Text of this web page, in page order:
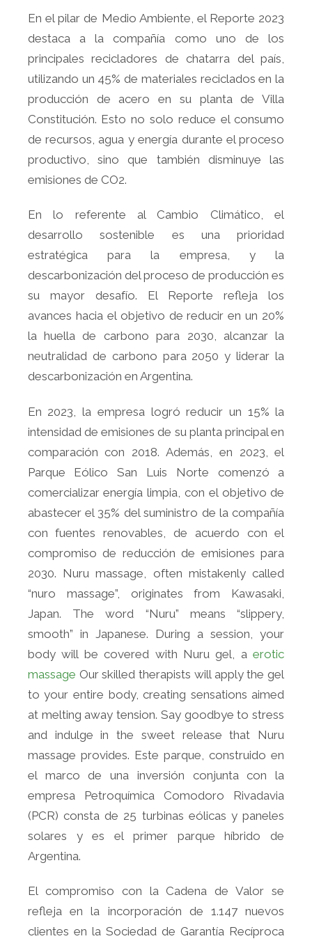
En el pilar de Medio Ambiente, el Reporte 2023
destaca a la compañía como uno de los
principales recicladores de chatarra del país,
utilizando un 45% de materiales reciclados en la
producción de acero en su planta de Villa
Constitución. Esto no solo reduce el consumo
de recursos, agua y energía durante el proceso
productivo, sino que también disminuye las
emisiones de CO2.
En lo referente al Cambio Climático, el
desarrollo sostenible es una prioridad
estratégica para la empresa, y la
descarbonización del proceso de producción es
su mayor desafío. El Reporte refleja los
avances hacia el objetivo de reducir en un 20%
la huella de carbono para 2030, alcanzar la
neutralidad de carbono para 2050 y liderar la
descarbonización en Argentina.
En 2023, la empresa logró reducir un 15% la
intensidad de emisiones de su planta principal en
comparación con 2018. Además, en 2023, el
Parque Eólico San Luis Norte comenzó a
comercializar energía limpia, con el objetivo de
abastecer el 35% del suministro de la compañía
con fuentes renovables, de acuerdo con el
compromiso de reducción de emisiones para
2030. Nuru massage, often mistakenly called
“nuro massage”, originates from Kawasaki,
Japan. The word “Nuru” means “slippery,
smooth” in Japanese. During a session, your
body will be covered with Nuru gel, aerotic
massage Our skilled therapists will apply the gel
to your entire body, creating sensations aimed
at melting away tension. Say goodbye to stress
and indulge in the sweet release that Nuru
massage provides. Este parque, construido en
el marco de una inversión conjunta con la
empresa Petroquímica Comodoro Rivadavia
(PCR) consta de 25 turbinas eólicas y paneles
solares y es el primer parque híbrido de
Argentina.
El compromiso con la Cadena de Valor se
refleja en la incorporación de 1.147 nuevos
clientes en la Sociedad de Garantía Recíproca